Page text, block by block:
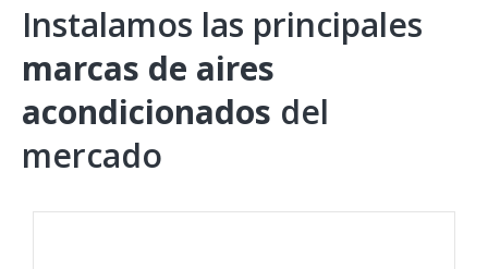
Instalamos las principales
marcas de aires
acondicionados del
mercado